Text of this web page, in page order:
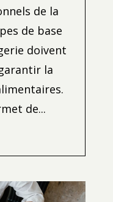
de la
de base
doivent
la
de...